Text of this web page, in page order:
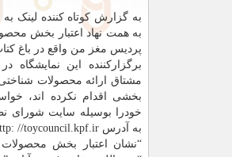
به گزارش کوتاه کننده لینک
پردیس مغز من واقع در باغ
برگزارکننده این نمایشگاه
مشتاق ارائه محصولات شناختی
بخشی اقدام نکرده اند،
خودرا بوسیله سایت شورای
به آدرس http: //toycouncil.kpf.ir/ ارسال نمایند.
“نشان اعتبار بخش